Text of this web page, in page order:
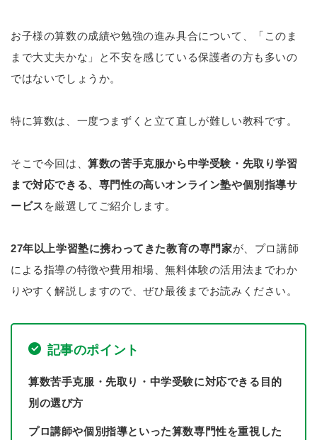
お子様の算数の成績や勉強の進み具合について、「このま
まで大丈夫かな」と不安を感じている保護者の方も多いの
ではないでしょうか。
特に算数は、一度つまずくと立て直しが難しい教科です。
そこで今回は、算数の苦手克服から中学受験・先取り学習
まで対応できる、専門性の高いオンライン塾や個別指導サ
ービス を厳選してご紹介します。
27年以上学習塾に携わってきた教育の専門家が、プロ講師
による指導の特徴や費用相場、無料体験の活用法までわか
りやすく解説しますので、ぜひ最後までお読みください。
記事のポイント
算数苦手克服・先取り・中学受験に対応できる目的
別の選び方
プロ講師や個別指導といった算数専門性を重視した